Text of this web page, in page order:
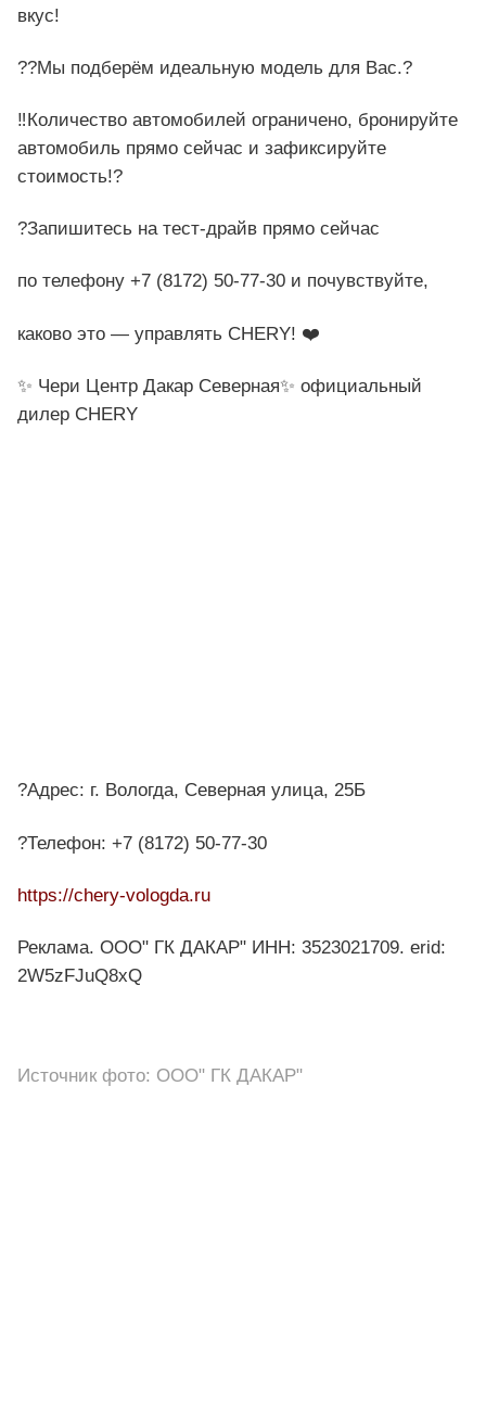
вкус!
??Мы подберём идеальную модель для Вас.?
‼️Количество автомобилей ограничено, бронируйте
автомобиль прямо сейчас и зафиксируйте
стоимость!?
?Запишитесь на тест-драйв прямо сейчас
по телефону +7 (8172) 50-77-30 и почувствуйте,
каково это — управлять CHERY! ❤️
✨ Чери Центр Дакар Северная✨ официальный
дилер CHERY
?Адрес: г. Вологда, Северная улица, 25Б
?Телефон: +7 (8172) 50-77-30
https://chery-vologda.ru
Реклама. ООО" ГК ДАКАР" ИНН: 3523021709. erid:
2W5zFJuQ8xQ
Источник фото: ООО" ГК ДАКАР"